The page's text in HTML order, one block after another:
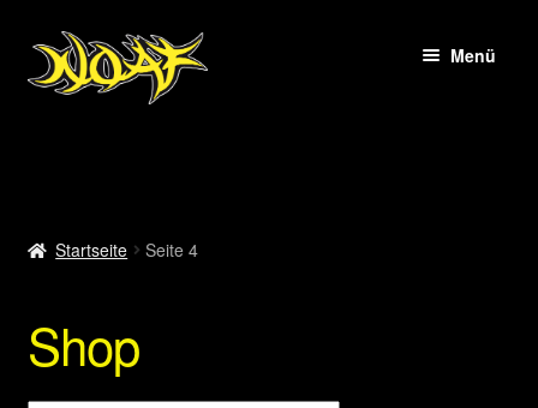
Zur
Navigation
Zum
Inhalt
Menü
Kasse
Warenkorb
Startseite Seite 4
Shop